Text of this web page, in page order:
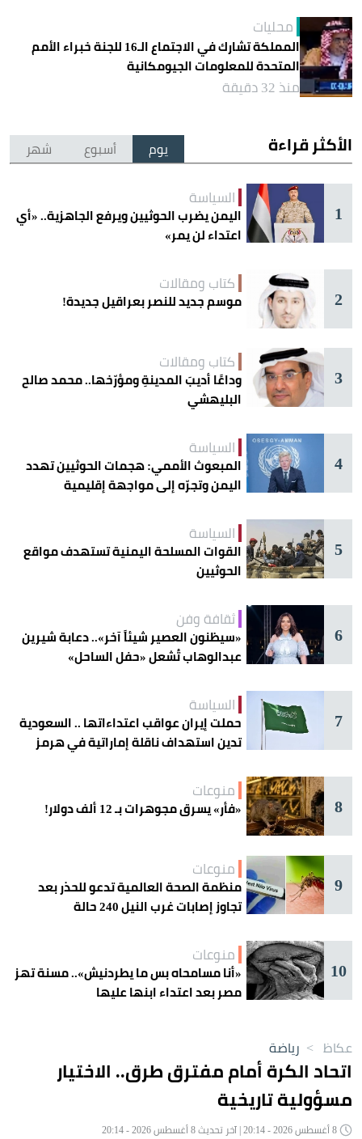
محليات
المملكة تشارك في الاجتماع الـ16 للجنة خبراء الأمم
المتحدة للمعلومات الجيومكانية
منذ 32 دقيقة
الأكثر قراءة يوم أسبوع شهر
1
السياسة
اليمن يضرب الحوثيين ويرفع الجاهزية.. «أي
اعتداء لن يمر»
2
كتاب ومقالات
موسم جديد للنصر بعراقيل جديدة!
3
كتاب ومقالات
وداعًا أديبَ المدينةِ ومؤرّخها.. محمد صالح
البليهشي
4
السياسة
المبعوث الأممي: هجمات الحوثيين تهدد
اليمن وتجرّه إلى مواجهة إقليمية
5
السياسة
القوات المسلحة اليمنية تستهدف مواقع
الحوثيين
6
ثقافة وفن
«سيظنون العصير شيئاً آخر».. دعابة شيرين
عبدالوهاب تُشعل «حفل الساحل»
7
السياسة
حملت إيران عواقب اعتداءاتها .. السعودية
تدين استهداف ناقلة إماراتية في هرمز
8
منوعات
«فأر» يسرق مجوهرات بـ 12 ألف دولار!
9
منوعات
منظمة الصحة العالمية تدعو للحذر بعد
تجاوز إصابات غرب النيل 240 حالة
10
منوعات
«أنا مسامحاه بس ما يطردنيش».. مسنة تهز
مصر بعد اعتداء ابنها عليها
عكاظ > رياضة
اتحاد الكرة أمام مفترق طرق.. الاختيار
مسؤولية تاريخية